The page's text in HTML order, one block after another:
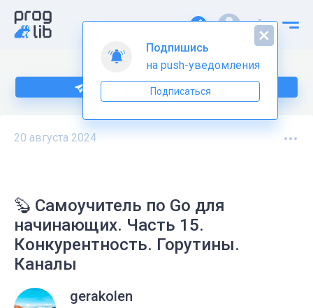
Больше информации по Go тут
20 августа 2024
🦫 Самоучитель по Go для
начинающих. Часть 15.
Конкурентность. Горутины.
Каналы
gerakolen
Подпишись
на push-уведомления
Подписаться